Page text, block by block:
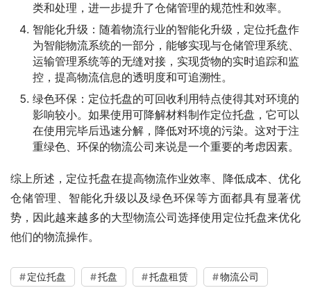
类和处理，进一步提升了仓储管理的规范性和效率。
智能化升级：随着物流行业的智能化升级，定位托盘作
为智能物流系统的一部分，能够实现与仓储管理系统、
运输管理系统等的无缝对接，实现货物的实时追踪和监
控，提高物流信息的透明度和可追溯性。
绿色环保：定位托盘的可回收利用特点使得其对环境的
影响较小。如果使用可降解材料制作定位托盘，它可以
在使用完毕后迅速分解，降低对环境的污染。这对于注
重绿色、环保的物流公司来说是一个重要的考虑因素。
综上所述，定位托盘在提高物流作业效率、降低成本、优化
仓储管理、智能化升级以及绿色环保等方面都具有显著优
势，因此越来越多的大型物流公司选择使用定位托盘来优化
他们的物流操作。
定位托盘 托盘 托盘租赁 物流公司